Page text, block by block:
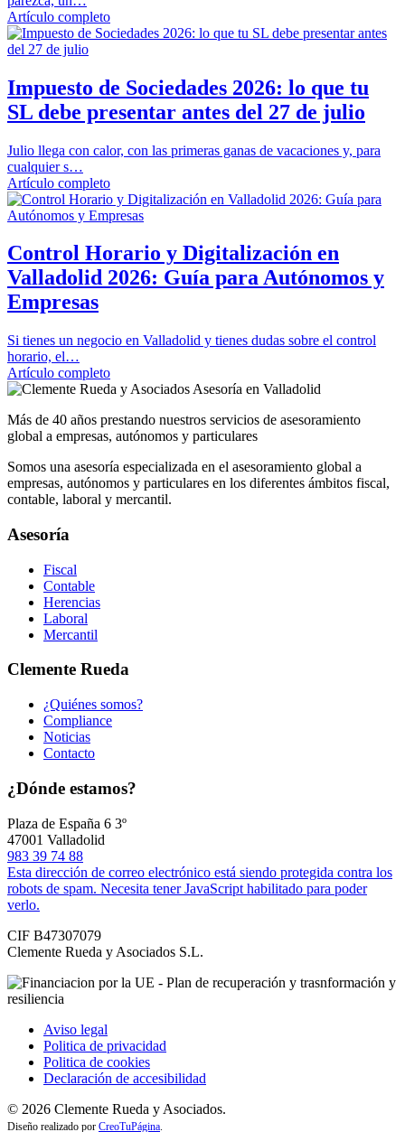
Artículo completo
Impuesto de Sociedades 2026: lo que tu
SL debe presentar antes del 27 de julio
Julio llega con calor, con las primeras ganas de vacaciones y, para
cualquier s…
Artículo completo
Control Horario y Digitalización en
Valladolid 2026: Guía para Autónomos y
Empresas
Si tienes un negocio en Valladolid y tienes dudas sobre el control
horario, el…
Artículo completo
Más de 40 años prestando nuestros servicios de asesoramiento
global a empresas, autónomos y particulares
Somos una asesoría especializada en el asesoramiento global a
empresas, autónomos y particulares en los diferentes ámbitos fiscal,
contable, laboral y mercantil.
Asesoría
Fiscal
Contable
Herencias
Laboral
Mercantil
Clemente Rueda
¿Quiénes somos?
Compliance
Noticias
Contacto
¿Dónde estamos?
Plaza de España 6 3º
47001 Valladolid
983 39 74 88
Esta dirección de correo electrónico está siendo protegida contra los
robots de spam. Necesita tener JavaScript habilitado para poder
verlo.
CIF B47307079
Clemente Rueda y Asociados S.L.
Aviso legal
Politica de privacidad
Politica de cookies
Declaración de accesibilidad
© 2026 Clemente Rueda y Asociados.
Diseño realizado por CreoTuPágina